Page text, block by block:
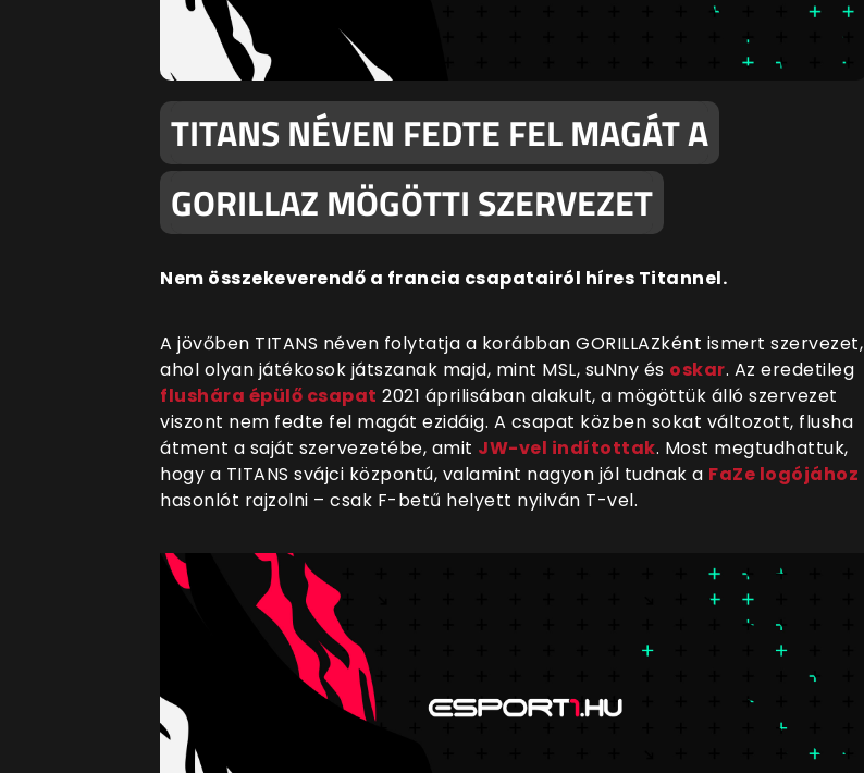
TITANS NÉVEN FEDTE FEL MAGÁT A
GORILLAZ MÖGÖTTI SZERVEZET
Nem összekeverendő a francia csapatairól híres Titannel.
A jövőben TITANS néven folytatja a korábban GORILLAZként ismert szervezet,
ahol olyan játékosok játszanak majd, mint MSL, suNny és oskar. Az eredetileg
flushára épülő csapat 2021 áprilisában alakult, a mögöttük álló szervezet
viszont nem fedte fel magát ezidáig. A csapat közben sokat változott, flusha
átment a saját szervezetébe, amit JW-vel indítottak. Most megtudhattuk,
hogy a TITANS svájci központú, valamint nagyon jól tudnak a FaZe logójához
hasonlót rajzolni – csak F-betű helyett nyilván T-vel.